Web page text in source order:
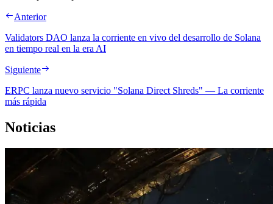
Anterior
Validators DAO lanza la corriente en vivo del desarrollo de Solana
en tiempo real en la era AI
Siguiente
ERPC lanza nuevo servicio "Solana Direct Shreds" — La corriente
más rápida
Noticias